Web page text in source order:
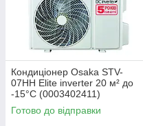
Кондиціонер Osaka STV-
07HH Elite inverter 20 м² до
-15°C (0003402411)
Готово до відправки